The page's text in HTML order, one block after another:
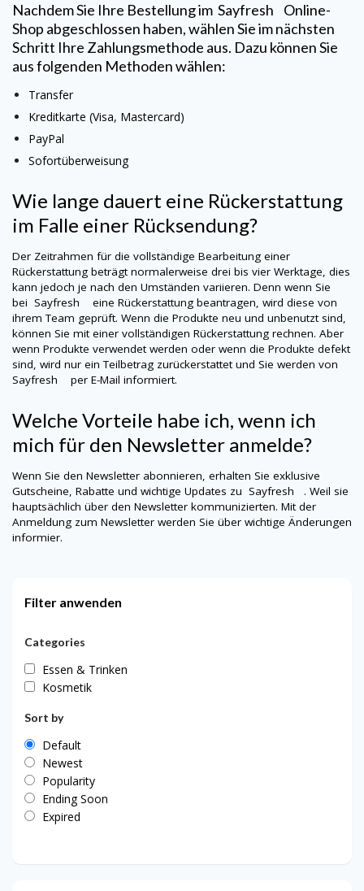
Nachdem Sie Ihre Bestellung im Sayfresh
Online-
Shop abgeschlossen haben, wählen Sie im nächsten
Schritt Ihre Zahlungsmethode aus. Dazu können Sie
aus folgenden Methoden wählen:
Transfer
Kreditkarte (Visa, Mastercard)
PayPal
Sofortüberweisung
Wie lange dauert eine Rückerstattung
im Falle einer Rücksendung?
Der Zeitrahmen für die vollständige Bearbeitung einer
Rückerstattung beträgt normalerweise drei bis vier Werktage, dies
kann jedoch je nach den Umständen variieren. Denn wenn Sie
bei Sayfresh
eine Rückerstattung beantragen, wird diese von
ihrem Team geprüft. Wenn die Produkte neu und unbenutzt sind,
können Sie mit einer vollständigen Rückerstattung rechnen. Aber
wenn Produkte verwendet werden oder wenn die Produkte defekt
sind, wird nur ein Teilbetrag zurückerstattet und Sie werden von
Sayfresh
per E-Mail informiert.
Welche Vorteile habe ich, wenn ich
mich für den Newsletter anmelde?
Wenn Sie den Newsletter abonnieren, erhalten Sie exklusive
Gutscheine, Rabatte und wichtige Updates zu Sayfresh . Weil sie
hauptsächlich über den Newsletter kommunizierten. Mit der
Anmeldung zum Newsletter werden Sie über wichtige Änderungen
informier.
Filter anwenden
Categories
Essen & Trinken
Kosmetik
Sort by
Default
Newest
Popularity
Ending Soon
Expired